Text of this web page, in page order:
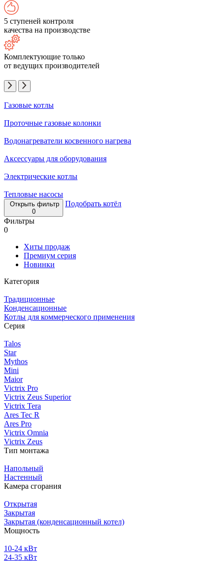
5 ступеней контроля
качества на производстве
Комплектующие только
от ведущих производителей
Газовые котлы
Проточные газовые колонки
Водонагреватели косвенного нагрева
Аксессуары для оборудования
Электрические котлы
Тепловые насосы
Открыть фильтр
0
Подобрать котёл
Фильтры
0
Хиты продаж
Премиум серия
Новинки
Категория
Традиционные
Конденсационные
Котлы для коммерческого применения
Серия
Talos
Star
Mythos
Mini
Maior
Victrix Pro
Victrix Zeus Superior
Victrix Tera
Ares Tec R
Ares Pro
Victrix Omnia
Victrix Zeus
Тип монтажа
Напольный
Настенный
Камера сгорания
Открытая
Закрытая
Закрытая (конденсационный котел)
Мощность
10-24 кВт
24-35 кВт